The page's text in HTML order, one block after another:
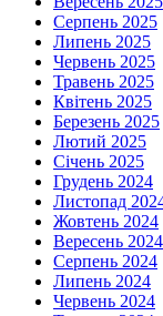
Серпень 2025
Липень 2025
Червень 2025
Травень 2025
Квітень 2025
Березень 2025
Лютий 2025
Січень 2025
Грудень 2024
Листопад
Жовтень 2024
Вересень 2024
Серпень 2024
Липень 2024
Червень 2024